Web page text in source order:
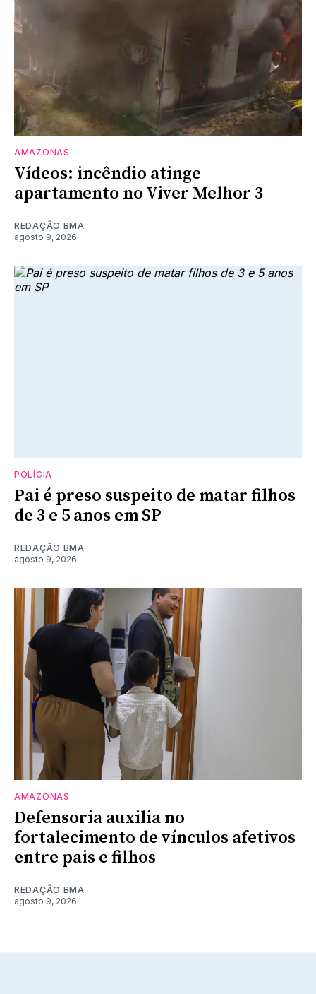
AMAZONAS
Vídeos: incêndio atinge
apartamento no Viver Melhor 3
REDAÇÃO BMA
agosto 9, 2026
POLÍCIA
Pai é preso suspeito de matar filhos
de 3 e 5 anos em SP
REDAÇÃO BMA
agosto 9, 2026
AMAZONAS
Defensoria auxilia no
fortalecimento de vínculos afetivos
entre pais e filhos
REDAÇÃO BMA
agosto 9, 2026